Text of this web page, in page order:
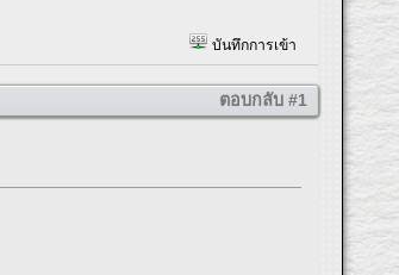
บันทึกการเข้า
ตอบกลับ #1